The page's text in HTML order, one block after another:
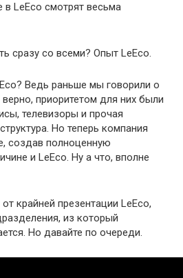
LeEco смотрят весьма
Ведь раньше мы говорили о
приоритетом для них были
телевизоры и прочая
Но теперь компания
создав полноценную
и LeEco. Ну а что, вполне
крайней презентации LeEco,
из который
Но давайте по очереди.